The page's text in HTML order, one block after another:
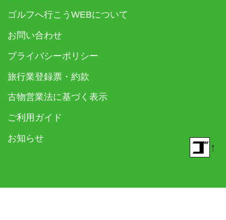
ゴルフへ行こうWEBについて
お問い合わせ
プライバシーポリシー
旅行業登録票・約款
古物営業法に基づく表示
ご利用ガイド
お知らせ
↑